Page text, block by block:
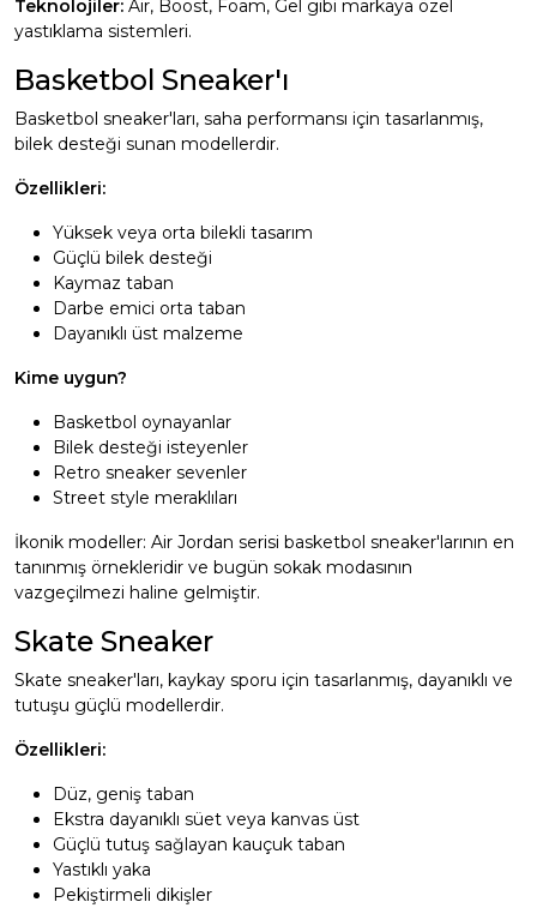
Teknolojiler: Air, Boost, Foam, Gel gibi markaya özel
yastıklama sistemleri.
Basketbol Sneaker'ı
Basketbol sneaker'ları, saha performansı için tasarlanmış,
bilek desteği sunan modellerdir.
Özellikleri:
Yüksek veya orta bilekli tasarım
Güçlü bilek desteği
Kaymaz taban
Darbe emici orta taban
Dayanıklı üst malzeme
Kime uygun?
Basketbol oynayanlar
Bilek desteği isteyenler
Retro sneaker sevenler
Street style meraklıları
İkonik modeller: Air Jordan serisi basketbol sneaker'larının en
tanınmış örnekleridir ve bugün sokak modasının
vazgeçilmezi haline gelmiştir.
Skate Sneaker
Skate sneaker'ları, kaykay sporu için tasarlanmış, dayanıklı ve
tutuşu güçlü modellerdir.
Özellikleri:
Düz, geniş taban
Ekstra dayanıklı süet veya kanvas üst
Güçlü tutuş sağlayan kauçuk taban
Yastıklı yaka
Pekiştirmeli dikişler